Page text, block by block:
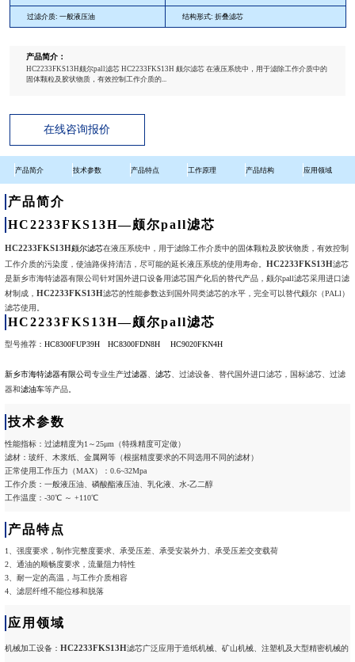
过滤介质: 一般液压油 结构形式: 折叠滤芯
产品简介：
HC2233FKS13H颇尔pall滤芯 HC2233FKS13H 颇尔滤芯 在液压系统中，用于滤除工作介质中的
固体颗粒及胶状物质，有效控制工作介质的...
在线咨询报价
产品简介 技术参数 产品特点 工作原理 产品结构 应用领域
产品简介
HC2233FKS13H—颇尔pall滤芯
HC2233FKS13H颇尔滤芯在液压系统中，用于滤除工作介质中的固体颗粒及胶状物质，有效控制
工作介质的污染度，使油路保持清洁，尽可能的延长液压系统的使用寿命。 HC2233FKS13H滤芯
是新乡市海特滤器有限公司针对国外进口设备用滤芯国产化后的替代产品，颇尔pall滤芯采用进口滤
材制成， HC2233FKS13H滤芯的性能参数达到国外同类滤芯的水平，完全可以替代颇尔（PALl）
滤芯使用。
HC2233FKS13H—颇尔pall滤芯
型号推荐： HC8300FUP39H HC8300FDN8H HC9020FKN4H
新乡市海特滤器有限公司专业生产过滤器、 滤芯、过滤设备、替代国外进口滤芯，国标滤芯、过滤
器和滤油车等产品。
技术参数
性能指标：过滤精度为1～25μm（特殊精度可定做）
滤材：玻纤、木浆纸、金属网等（根据精度要求的不同选用不同的滤材）
正常使用工作压力（MAX）：0.6~32Mpa
工作介质：一般液压油、磷酸酯液压油、乳化液、水-乙二醇
工作温度：-30℃ ～ +110℃
产品特点
1、强度要求，制作完整度要求、承受压差、承受安装外力、承受压差交变载荷
2、通油的顺畅度要求，流量阻力特性
3、耐一定的高温，与工作介质相容
4、滤层纤维不能位移和脱落
应用领域
机械加工设备： HC2233FKS13H滤芯广泛应用于造纸机械、矿山机械、注塑机及大型精密机械的